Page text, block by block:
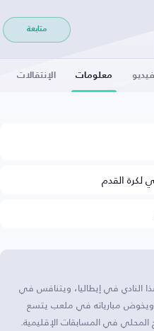
متابعة
فيديو معلومات الإنتقالات
لكرة القدم
النادي في إيطاليا، ويتنافس في
ويخوض مبارياته في ملعب يتسع